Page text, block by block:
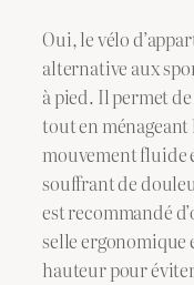
Oui, le vélo
alternative aux
à pied. Il permet
tout en
mouvement fluide
souffrant de
est recommandé
selle ergonomique
hauteur pour